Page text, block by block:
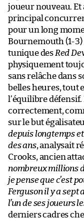
joueur nouveau. Et
principal
pour un long
Bournemouth (1-3)
tunique des Red
physiquement
sans relâche dans
belles heures, tout
l’équilibre
correctement,
sur le but
depuis longtemps
des ans, analysait
Crooks, ancien
nombreux millions
je pense que c’est
Ferguson il y a sept
l’un de ses joueurs
derniers cadres